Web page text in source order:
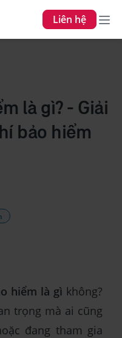
Liên hệ
là gì? - Giải
bảo hiểm
hiểm là gì không?
trọng mà ai cũng
đang tham gia